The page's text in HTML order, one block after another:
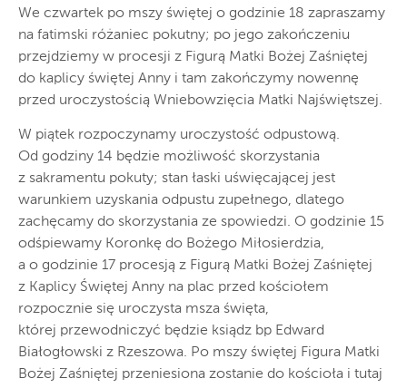
We czwartek po mszy świętej o godzinie 18 zapraszamy
na fatimski różaniec pokutny; po jego zakończeniu
przejdziemy w procesji z Figurą Matki Bożej Zaśniętej
do kaplicy świętej Anny i tam zakończymy nowennę
przed uroczystością Wniebowzięcia Matki Najświętszej.
W piątek rozpoczynamy uroczystość odpustową.
Od godziny 14 będzie możliwość skorzystania
z sakramentu pokuty; stan łaski uświęcającej jest
warunkiem uzyskania odpustu zupełnego, dlatego
zachęcamy do skorzystania ze spowiedzi. O godzinie 15
odśpiewamy Koronkę do Bożego Miłosierdzia,
a o godzinie 17 procesją z Figurą Matki Bożej Zaśniętej
z Kaplicy Świętej Anny na plac przed kościołem
rozpocznie się uroczysta msza święta,
której przewodniczyć będzie ksiądz bp Edward
Białogłowski z Rzeszowa. Po mszy świętej Figura Matki
Bożej Zaśniętej przeniesiona zostanie do kościoła i tutaj